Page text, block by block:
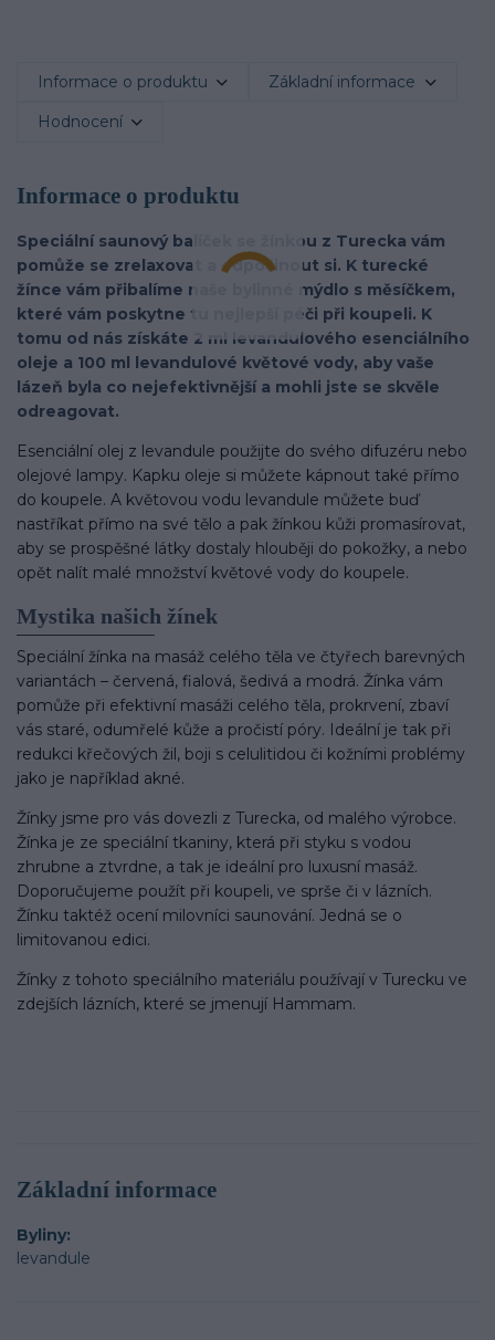
Informace o produktu Základní informace
Hodnocení
Informace o produktu
Speciální saunový balíček se žínkou z Turecka vám
pomůže se zrelaxovat a odpočinout si. K turecké
žínce vám přibalíme naše bylinné mýdlo s měsíčkem,
které vám poskytne tu nejlepší péči při koupeli. K
tomu od nás získáte 2 ml levandulového esenciálního
oleje a 100 ml levandulové květové vody, aby vaše
lázeň byla co nejefektivnější a mohli jste se skvěle
odreagovat.
Esenciální olej z levandule použijte do svého difuzéru nebo
olejové lampy. Kapku oleje si můžete kápnout také přímo
do koupele. A květovou vodu levandule můžete buď
nastříkat přímo na své tělo a pak žínkou kůži promasírovat,
aby se prospěšné látky dostaly hlouběji do pokožky, a nebo
opět nalít malé množství květové vody do koupele.
Mystika našich žínek
Speciální žínka na masáž celého těla ve čtyřech barevných
variantách – červená, fialová, šedivá a modrá. Žínka vám
pomůže při efektivní masáži celého těla, prokrvení, zbaví
vás staré, odumřelé kůže a pročistí póry. Ideální je tak při
redukci křečových žil, boji s celulitidou či kožními problémy
jako je například akné.
Žínky jsme pro vás dovezli z Turecka, od malého výrobce.
Žínka je ze speciální tkaniny, která při styku s vodou
zhrubne a ztvrdne, a tak je ideální pro luxusní masáž.
Doporučujeme použít při koupeli, ve sprše či v lázních.
Žínku taktéž ocení milovníci saunování. Jedná se o
limitovanou edici.
Žínky z tohoto speciálního materiálu používají v Turecku ve
zdejších lázních, které se jmenují Hammam.
Základní informace
Byliny
levandule